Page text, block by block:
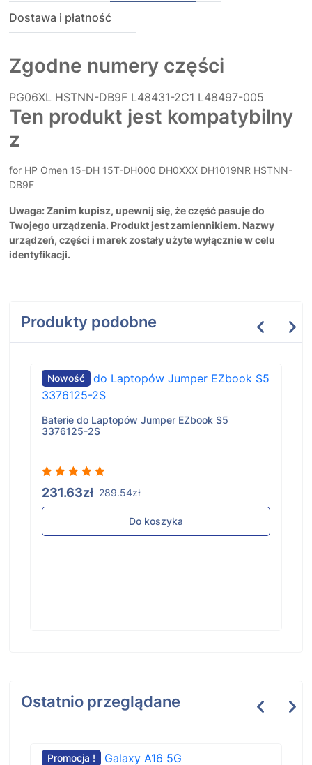
Dostawa i płatność
Zgodne numery części
PG06XL HSTNN-DB9F L48431-2C1 L48497-005
Ten produkt jest kompatybilny
z
for HP Omen 15-DH 15T-DH000 DH0XXX DH1019NR HSTNN-
DB9F
Uwaga: Zanim kupisz, upewnij się, że część pasuje do
Twojego urządzenia. Produkt jest zamiennikiem. Nazwy
urządzeń, części i marek zostały użyte wyłącznie w celu
identyfikacji.
Produkty podobne
Nowość
Baterie do Laptopów Jumper EZbook S5
3376125-2S
231.63zł 289.54zł
Do koszyka
Ostatnio przeglądane
Promocja !